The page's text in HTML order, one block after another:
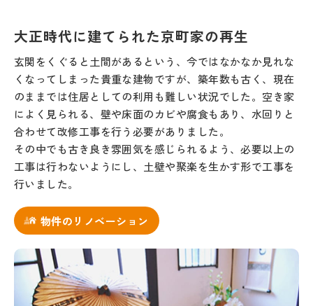
大正時代に建てられた京町家の再生
玄関をくぐると土間があるという、今ではなかなか見れな
くなってしまった貴重な建物ですが、築年数も古く、現在
のままでは住居としての利用も難しい状況でした。空き家
によく見られる、壁や床面のカビや腐食もあり、水回りと
合わせて改修工事を行う必要がありました。
その中でも古き良き雰囲気を感じられるよう、必要以上の
工事は行わないようにし、土壁や聚楽を生かす形で工事を
行いました。
物件のリノベーション